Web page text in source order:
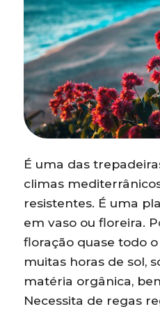
É uma das
climas
resistentes. É uma
em vaso ou floreira.
floração quase todo
muitas horas de sol,
matéria orgânica,
Necessita de regas